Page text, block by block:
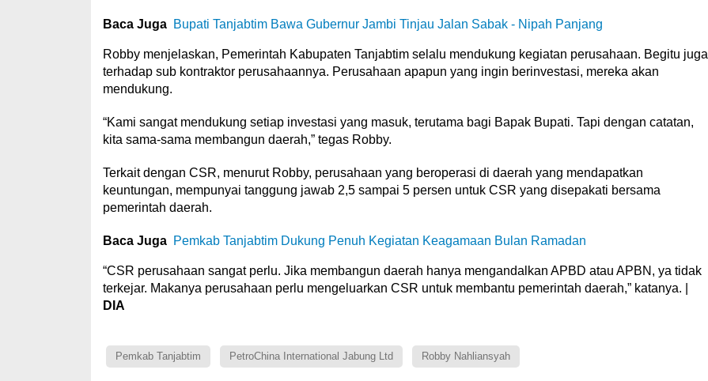
Baca Juga Bupati Tanjabtim Bawa Gubernur Jambi Tinjau Jalan Sabak - Nipah Panjang
Robby menjelaskan, Pemerintah Kabupaten Tanjabtim selalu mendukung kegiatan perusahaan. Begitu juga
terhadap sub kontraktor perusahaannya. Perusahaan apapun yang ingin berinvestasi, mereka akan
mendukung.
“Kami sangat mendukung setiap investasi yang masuk, terutama bagi Bapak Bupati. Tapi dengan catatan,
kita sama-sama membangun daerah,” tegas Robby.
Terkait dengan CSR, menurut Robby, perusahaan yang beroperasi di daerah yang mendapatkan
keuntungan, mempunyai tanggung jawab 2,5 sampai 5 persen untuk CSR yang disepakati bersama
pemerintah daerah.
Baca Juga Pemkab Tanjabtim Dukung Penuh Kegiatan Keagamaan Bulan Ramadan
“CSR perusahaan sangat perlu. Jika membangun daerah hanya mengandalkan APBD atau APBN, ya tidak
terkejar. Makanya perusahaan perlu mengeluarkan CSR untuk membantu pemerintah daerah,” katanya. |
DIA
Pemkab Tanjabtim PetroChina International Jabung Ltd Robby Nahliansyah